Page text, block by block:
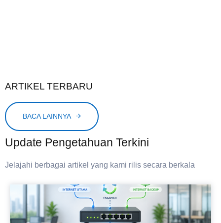
ARTIKEL TERBARU
BACA LAINNYA
Update Pengetahuan Terkini
Jelajahi berbagai artikel yang kami rilis secara berkala